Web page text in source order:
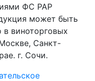
ФС РАР
может быть
в виноторговых
Санкт-
г. Сочи.